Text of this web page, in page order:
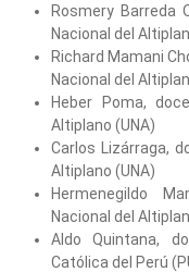
Rosmery Barreda
Nacional del
Richard Mamani
Nacional del
Heber Poma,
Altiplano (UNA)
Carlos Lizárraga,
Altiplano (UNA)
Hermenegildo
Nacional del
Aldo Quintana,
Católica del Perú